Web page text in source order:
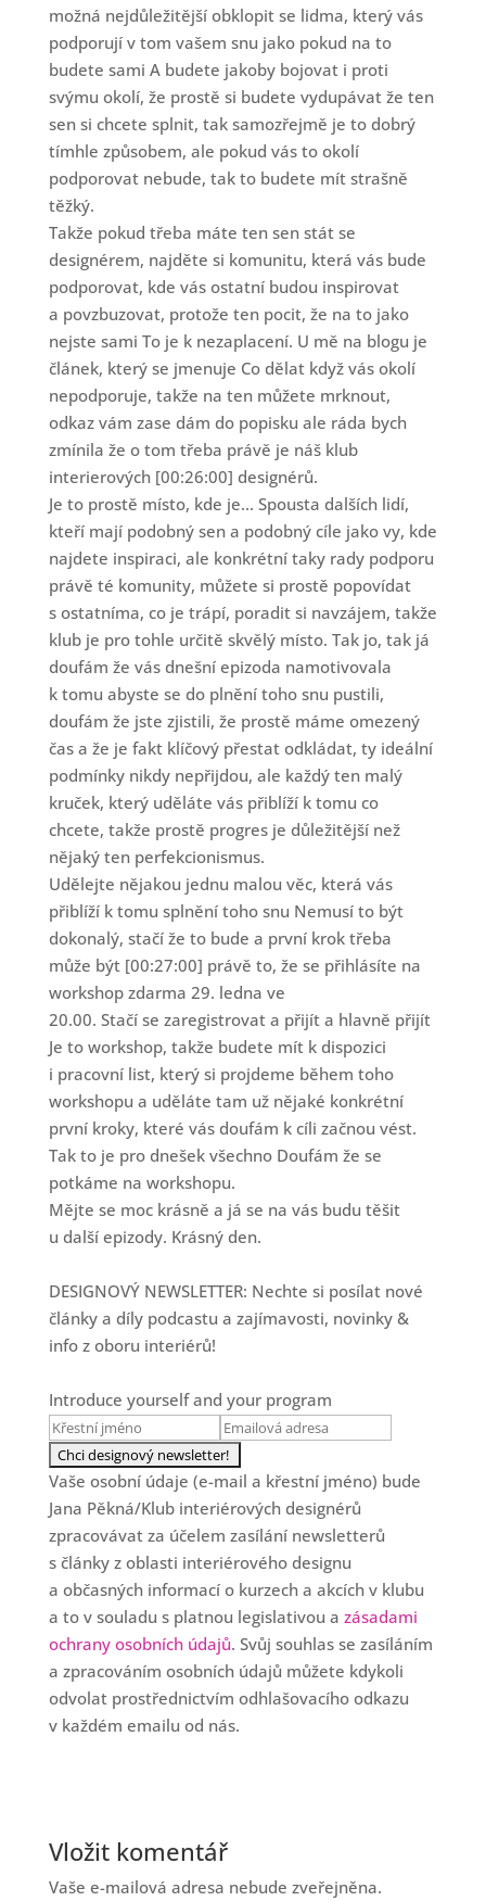
možná nejdůležitější obklopit se lidma, který vás
podporují v tom vašem snu jako pokud na to
budete sami A budete jakoby bojovat i proti
svýmu okolí, že prostě si budete vydupávat že ten
sen si chcete splnit, tak samozřejmě je to dobrý
tímhle způsobem, ale pokud vás to okolí
podporovat nebude, tak to budete mít strašně
těžký.
Takže pokud třeba máte ten sen stát se
designérem, najděte si komunitu, která vás bude
podporovat, kde vás ostatní budou inspirovat
a povzbuzovat, protože ten pocit, že na to jako
nejste sami To je k nezaplacení. U mě na blogu je
článek, který se jmenuje Co dělat když vás okolí
nepodporuje, takže na ten můžete mrknout,
odkaz vám zase dám do popisku ale ráda bych
zmínila že o tom třeba právě je náš klub
interierových [00:26:00] designérů.
Je to prostě místo, kde je... Spousta dalších lidí,
kteří mají podobný sen a podobný cíle jako vy, kde
najdete inspiraci, ale konkrétní taky rady podporu
právě té komunity, můžete si prostě popovídat
s ostatníma, co je trápí, poradit si navzájem, takže
klub je pro tohle určitě skvělý místo. Tak jo, tak já
doufám že vás dnešní epizoda namotivovala
k tomu abyste se do plnění toho snu pustili,
doufám že jste zjistili, že prostě máme omezený
čas a že je fakt klíčový přestat odkládat, ty ideální
podmínky nikdy nepřijdou, ale každý ten malý
kruček, který uděláte vás přiblíží k tomu co
chcete, takže prostě progres je důležitější než
nějaký ten perfekcionismus.
Udělejte nějakou jednu malou věc, která vás
přiblíží k tomu splnění toho snu Nemusí to být
dokonalý, stačí že to bude a první krok třeba
může být [00:27:00] právě to, že se přihlásíte na
workshop zdarma 29. ledna ve
20.00. Stačí se zaregistrovat a přijít a hlavně přijít
Je to workshop, takže budete mít k dispozici
i pracovní list, který si projdeme během toho
workshopu a uděláte tam už nějaké konkrétní
první kroky, které vás doufám k cíli začnou vést.
Tak to je pro dnešek všechno Doufám že se
potkáme na workshopu.
Mějte se moc krásně a já se na vás budu těšit
u další epizody. Krásný den.
DESIGNOVÝ NEWSLETTER: Nechte si posílat nové
články a díly podcastu a zajímavosti, novinky &
info z oboru interiérů!
Introduce yourself and your program
Vaše osobní údaje (e-mail a křestní jméno) bude
Jana Pěkná/Klub interiérových designérů
zpracovávat za účelem zasílání newsletterů
s články z oblasti interiérového designu
a občasných informací o kurzech a akcích v klubu
a to v souladu s platnou legislativou a zásadami
ochrany osobních údajů. Svůj souhlas se zasíláním
a zpracováním osobních údajů můžete kdykoli
odvolat prostřednictvím odhlašovacího odkazu
v každém emailu od nás.
Vložit komentář
Vaše e-mailová adresa nebude zveřejněna.